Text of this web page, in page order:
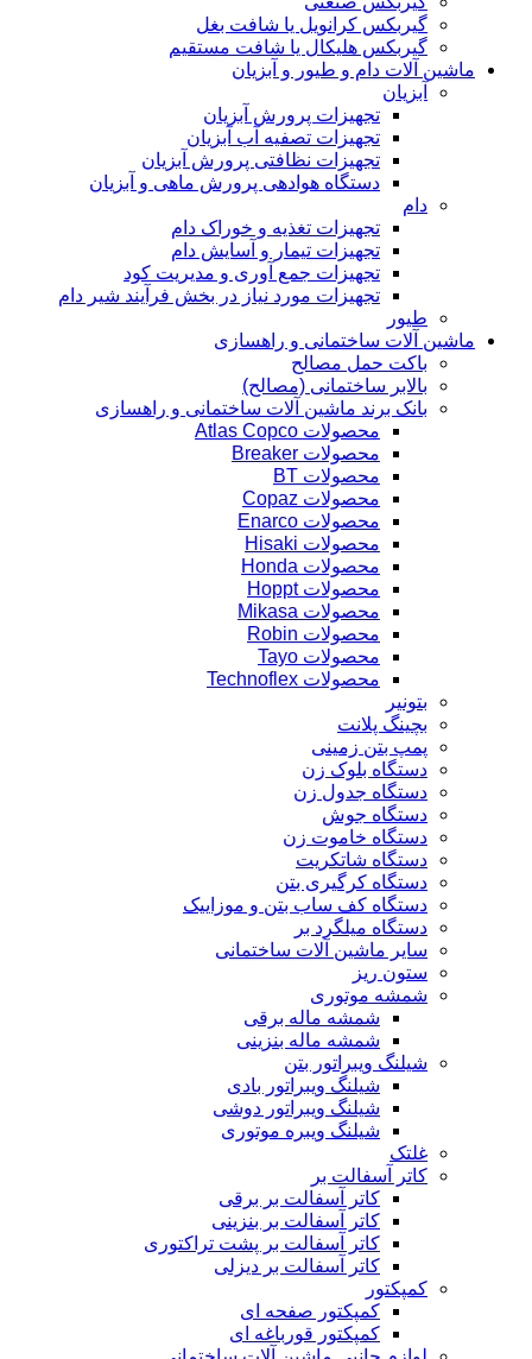
گیربکس کرانویل یا شافت بغل
گیربکس هلیکال یا شافت مستقیم
ماشین آلات دام و طیور و آبزیان
آبزیان
تجهیزات پرورش آبزیان
تجهیزات تصفیه آب آبزیان
تجهیزات نظافتی پرورش آبزیان
دستگاه هوادهی پرورش ماهی و آبزیان
دام
تجهیزات تغذیه و خوراک دام
تجهیزات تیمار و آسایش دام
تجهیزات جمع آوری و مدیریت کود
تجهیزات مورد نیاز در بخش فرآیند شیر دام
طیور
ماشین آلات ساختمانی و راهسازی
باکت حمل مصالح
بالابر ساختمانی (مصالح)
بانک برند ماشین آلات ساختمانی و راهسازی
محصولات Atlas Copco
محصولات Breaker
محصولات BT
محصولات Copaz
محصولات Enarco
محصولات Hisaki
محصولات Honda
محصولات Hoppt
محصولات Mikasa
محصولات Robin
محصولات Tayo
محصولات Technoflex
بتونیر
بچینگ پلانت
پمپ بتن زمینی
دستگاه بلوک زن
دستگاه جدول زن
دستگاه جوش
دستگاه خاموت زن
دستگاه شاتکریت
دستگاه کرگیری بتن
دستگاه کف ساب بتن و موزاییک
دستگاه میلگرد بر
سایر ماشین آلات ساختمانی
ستون ریز
شمشه موتوری
شمشه ماله برقی
شمشه ماله بنزینی
شیلنگ ویبراتور بتن
شیلنگ ویبراتور بادی
شیلنگ ویبراتور دوشی
شیلنگ ویبره موتوری
غلتک
کاتر آسفالت بر
کاتر آسفالت بر برقی
کاتر آسفالت بر بنزینی
کاتر آسفالت بر پشت تراکتوری
کاتر آسفالت بر دیزلی
کمپکتور
کمپکتور صفحه ای
کمپکتور قورباغه ای